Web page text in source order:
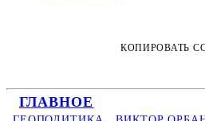
ГЛАВНОЕ
КОПИРОВАТЬ